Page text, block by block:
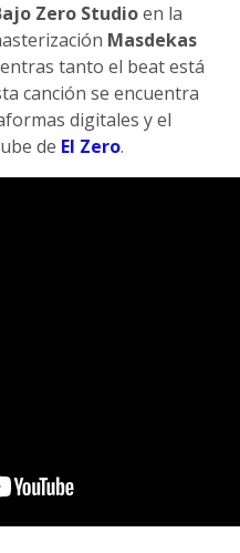
Zero Studioen la
Masdekas
tanto el beat está
canción se encuentra
digitales y el
de El Zero.